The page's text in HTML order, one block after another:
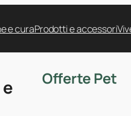
e curaProdotti e accessori
Offerte Pet